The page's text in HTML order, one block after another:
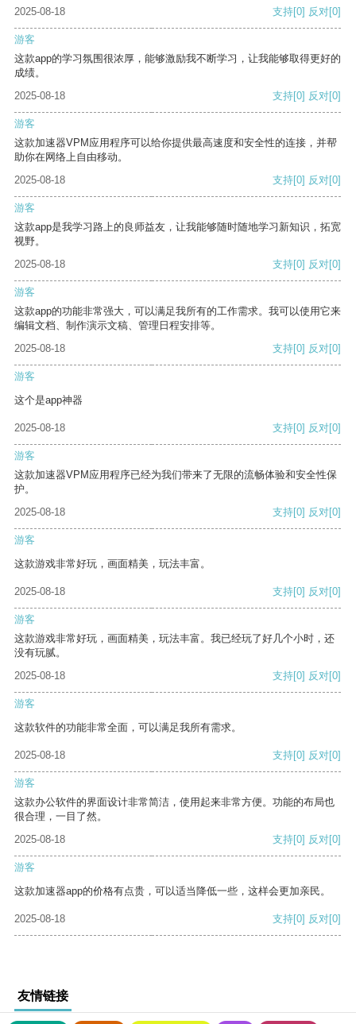
2025-08-18
支持[0] 反对[0]
游客
这款app的学习氛围很浓厚，能够激励我不断学习，让我能够取得更好的
成绩。
2025-08-18
支持[0] 反对[0]
游客
这款加速器VPM应用程序可以给你提供最高速度和安全性的连接，并帮
助你在网络上自由移动。
2025-08-18
支持[0] 反对[0]
游客
这款app是我学习路上的良师益友，让我能够随时随地学习新知识，拓宽
视野。
2025-08-18
支持[0] 反对[0]
游客
这款app的功能非常强大，可以满足我所有的工作需求。我可以使用它来
编辑文档、制作演示文稿、管理日程安排等。
2025-08-18
支持[0] 反对[0]
游客
这个是app神器
2025-08-18 支持[0] 反对[0]
游客
这款加速器VPM应用程序已经为我们带来了无限的流畅体验和安全性保
护。
2025-08-18
支持[0] 反对[0]
游客
这款游戏非常好玩，画面精美，玩法丰富。
2025-08-18 支持[0] 反对[0]
游客
这款游戏非常好玩，画面精美，玩法丰富。我已经玩了好几个小时，还
没有玩腻。
2025-08-18
支持[0] 反对[0]
游客
这款软件的功能非常全面，可以满足我所有需求。
2025-08-18 支持[0] 反对[0]
游客
这款办公软件的界面设计非常简洁，使用起来非常方便。功能的布局也
很合理，一目了然。
2025-08-18
支持[0] 反对[0]
游客
这款加速器app的价格有点贵，可以适当降低一些，这样会更加亲民。
2025-08-18 支持[0] 反对[0]
友情链接